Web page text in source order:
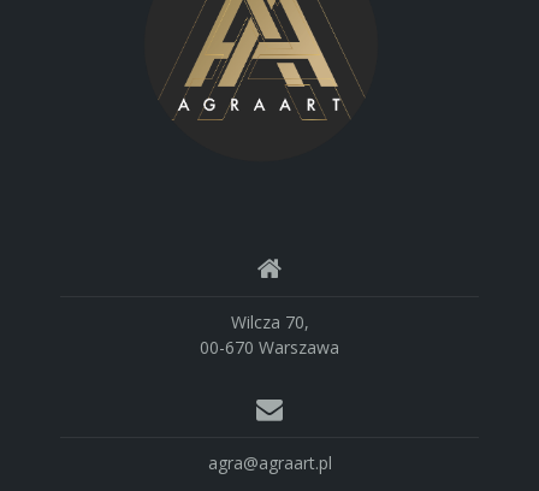
Wilcza 70,
00-670 Warszawa
agra@agraart.pl